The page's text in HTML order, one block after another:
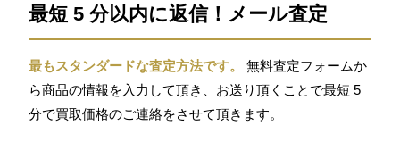
最短 5 分以内に返信！メール査定
最もスタンダードな査定方法です。
無料査定フォームか
ら商品の情報を入力して頂き、お送り頂くことで最短 5
分で買取価格のご連絡をさせて頂きます。